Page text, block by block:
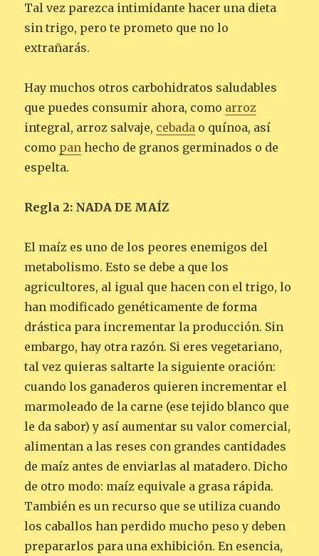
Tal vez parezca intimidante hacer una dieta
sin trigo, pero te prometo que no lo
extrañarás.
Hay muchos otros carbohidratos saludables
que puedes consumir ahora, como arroz
integral, arroz salvaje, cebada o quínoa, así
como pan hecho de granos germinados o de
espelta.
Regla 2: NADA DE MAÍZ
El maíz es uno de los peores enemigos del
metabolismo. Esto se debe a que los
agricultores, al igual que hacen con el trigo, lo
han modificado genéticamente de forma
drástica para incrementar la producción. Sin
embargo, hay otra razón. Si eres vegetariano,
tal vez quieras saltarte la siguiente oración:
cuando los ganaderos quieren incrementar el
marmoleado de la carne (ese tejido blanco que
le da sabor) y así aumentar su valor comercial,
alimentan a las reses con grandes cantidades
de maíz antes de enviarlas al matadero. Dicho
de otro modo: maíz equivale a grasa rápida.
También es un recurso que se utiliza cuando
los caballos han perdido mucho peso y deben
prepararlos para una exhibición. En esencia,